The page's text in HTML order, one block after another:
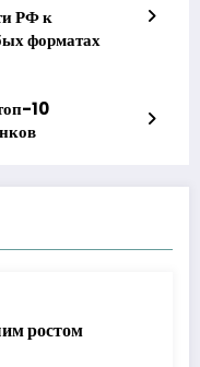
РФ к
форматах
10
ростом